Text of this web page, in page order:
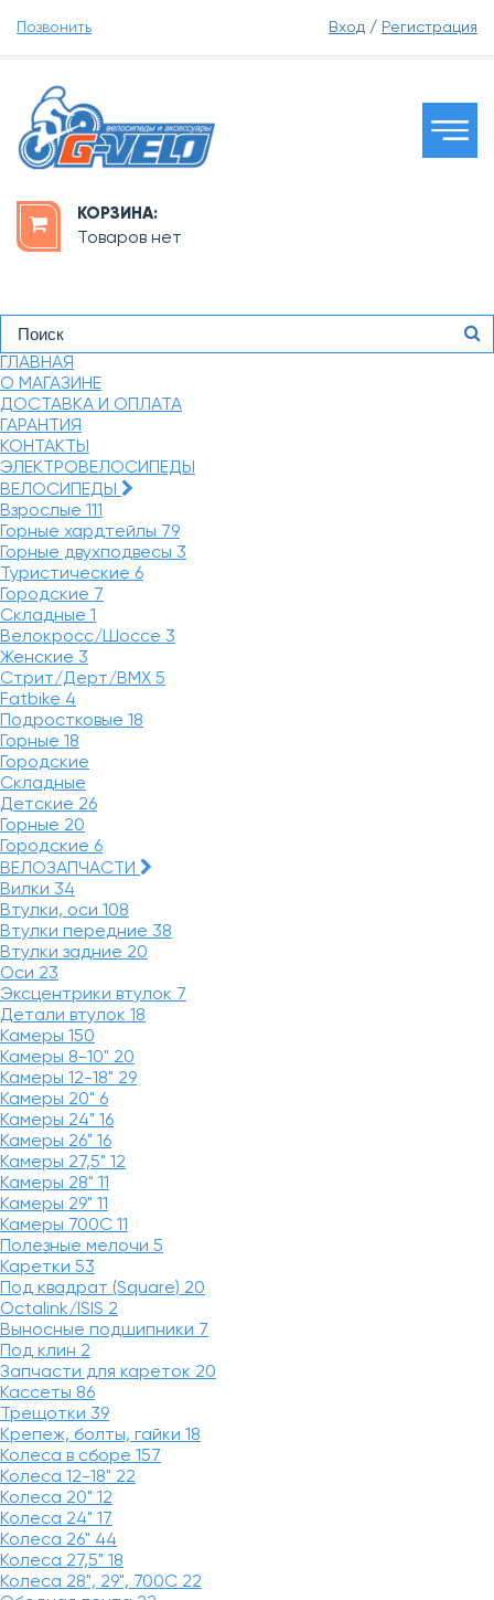
Позвонить Вход / Регистрация
КОРЗИНА:
Товаров нет
ГЛАВНАЯ
О МАГАЗИНЕ
ДОСТАВКА И ОПЛАТА
ГАРАНТИЯ
КОНТАКТЫ
ЭЛЕКТРОВЕЛОСИПЕДЫ
ВЕЛОСИПЕДЫ
Взрослые 111
Горные хардтейлы 79
Горные двухподвесы 3
Туристические 6
Городские 7
Складные 1
Велокросс/Шоссе 3
Женские 3
Стрит/Дерт/BMX 5
Fatbike 4
Подростковые 18
Горные 18
Городские
Складные
Детские 26
Горные 20
Городские 6
ВЕЛОЗАПЧАСТИ
Вилки 34
Втулки, оси 108
Втулки передние 38
Втулки задние 20
Оси 23
Эксцентрики втулок 7
Детали втулок 18
Камеры 150
Камеры 8-10" 20
Камеры 12-18" 29
Камеры 20" 6
Камеры 24" 16
Камеры 26" 16
Камеры 27,5" 12
Камеры 28" 11
Камеры 29" 11
Камеры 700C 11
Полезные мелочи 5
Каретки 53
Под квадрат (Square) 20
Octalink/ISIS 2
Выносные подшипники 7
Под клин 2
Запчасти для кареток 20
Кассеты 86
Трещотки 39
Крепеж, болты, гайки 18
Колеса в сборе 157
Колеса 12-18" 22
Колеса 20" 12
Колеса 24" 17
Колеса 26" 44
Колеса 27,5" 18
Колеса 28", 29", 700С 22